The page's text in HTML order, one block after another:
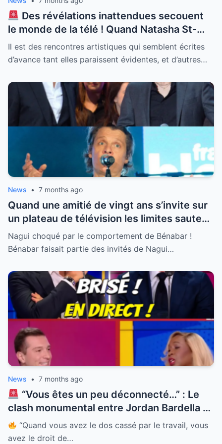
Des révélations inattendues secouent
le monde de la télé ! Quand Natasha St-
Pier débarque sur le plateau de Jean-Luc
Reichmann l’alchimie est immédiate mais
“Lorsque l’épouse est dans les parages…”
cette petite phrase en dit long sur
l’ambiance réelle qui régnait lors du
tournage. Entre complicité affichée et
surveillance discrète découvrez comment
la femme de l’animateur a influencé leur
relation et ce qui s’est vraiment passé une
fois les caméras éteintes. La vérité sur ce
trio surprenant est enfin dévoilée.
Il est des rencontres artistiques qui semblent écrites
d’avance tant elles paraissent évidentes, et d’autres…
News • 7 months ago
Quand une amitié de vingt ans s’invite sur
un plateau de télévision les limites sautent
parfois sans prévenir. Nagui a été
littéralement scotché par l’attitude
dernière rencontre télévisuelle. Entre
révélations gênantes et comportement
dissipé le chanteur n’a épargné personne
et surtout pas l’animateur qui a eu bien du
mal à reprendre le fil de son émission. Une
séquence culte qui prouve que l’amitié
entre stars peut être explosive et pleine
de surprises inattendues.
Nagui choqué par le comportement de Bénabar !
Bénabar faisait partie des invités de Nagui…
News • 7 months ago
“Vous êtes un peu déconnecté…” : Le
clash monumental entre Jordan Bardella et
l’avocat Charles Consigny !
Ce dernier a
tenté de donner une leçon de “réalité” au
“Quand vous avez le dos cassé par le travail, vous
avez le droit de…